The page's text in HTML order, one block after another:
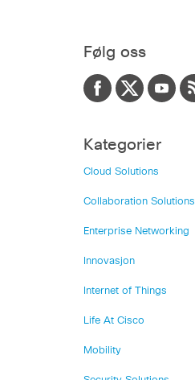
Følg oss
Kategorier
Cloud Solutions
Collaboration Solutions
Enterprise Networking
Innovasjon
Internet of Things
Life At Cisco
Mobility